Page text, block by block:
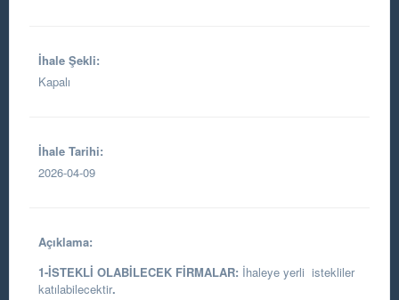
İhale Şekli:
Kapalı
İhale Tarihi:
2026-04-09
Açıklama:
1-İSTEKLİ OLABİLECEK FİRMALAR: İhaleye yerli istekliler
katılabilecektir.